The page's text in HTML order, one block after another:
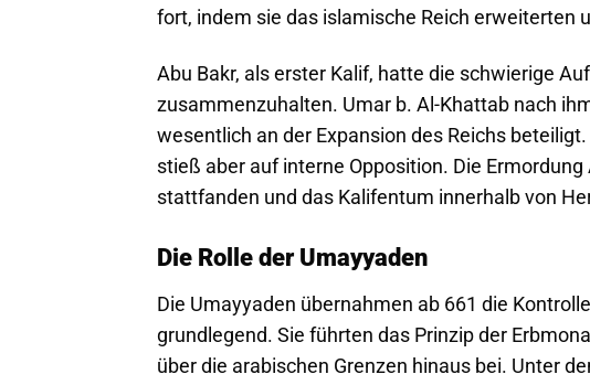
fort, indem sie das islamische Reich erweiterten
Abu Bakr, als erster Kalif, hatte die schwierige
zusammenzuhalten. Umar b. Al-Khattab nach
wesentlich an der Expansion des Reichs
stieß aber auf interne Opposition. Die
stattfanden und das Kalifentum innerhalb von
Die Rolle der Umayyaden
Die Umayyaden übernahmen ab 661 die
grundlegend. Sie führten das Prinzip der
über die arabischen Grenzen hinaus bei. Unter